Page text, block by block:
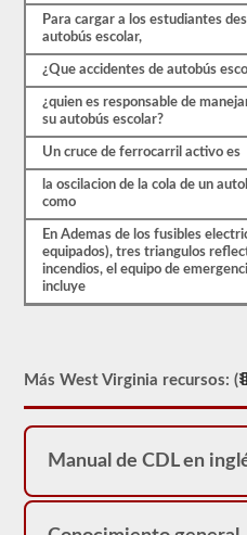
regulaciones
pueden
cambiar
enormemente
entre
cada
estado,
por
favor
asegúrese
leer
sección
del
autobús
conductores
West
Virginia
CDL
asegurarse
Para cargar a los estudiantes
autobús escolar,
¿Que accidentes de autobús
¿quien es responsable de
su autobús escolar?
Un cruce de ferrocarril activo es
la oscilacion de la cola de un
como
En Ademas de los fusibles
equipados), tres triangulos
incendios, el equipo de
incluye
Más West Virginia recursos: (
Manual de CDL en